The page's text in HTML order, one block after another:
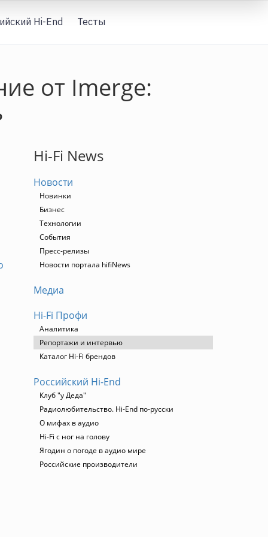
Hi-End Тесты
от Imerge:
Hi-Fi News
Новости
Новинки
Бизнес
Технологии
События
Пресс-релизы
Новости портала hifiNews
Медиа
Hi-Fi Профи
Аналитика
Репортажи и интервью
Каталог Hi-Fi брендов
Российский Hi-End
Клуб "у Деда"
Радиолюбительство. Hi-End по-русски
О мифах в аудио
Hi-Fi с ног на голову
Ягодин о погоде в аудио мире
Российские производители